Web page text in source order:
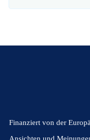
Finanziert von der
Ansichten und